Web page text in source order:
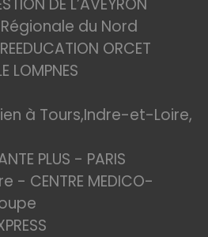
DE L’AVEYRON
Régionale du Nord
ORCET
LOMPNES
à Tours,Indre-et-Loire,
PLUS - PARIS
- CENTRE MEDICO-